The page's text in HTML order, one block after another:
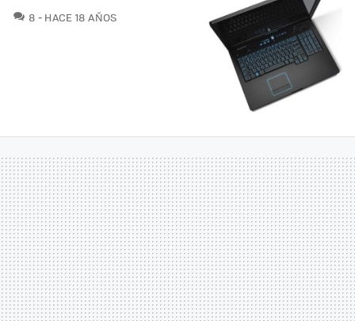
8 COMENTARIOS
HACE 18 AÑOS